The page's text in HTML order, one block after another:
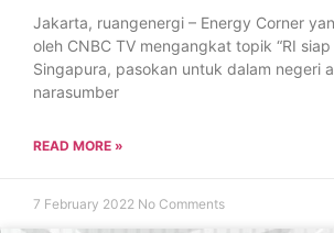
Jakarta, ruangenergi – Energy Corner
oleh CNBC TV mengangkat topik “RI
Singapura, pasokan untuk dalam negeri
narasumber
READ MORE »
7 February 2022 No Comments